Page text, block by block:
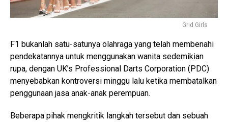
Grid Girls
F1 bukanlah satu-satunya olahraga yang telah membenahi
pendekatannya untuk menggunakan wanita sedemikian
rupa, dengan UK’s Professional Darts Corporation (PDC)
menyebabkan kontroversi minggu lalu ketika membatalkan
penggunaan jasa anak-anak perempuan.
Beberapa pihak mengkritik langkah tersebut dan sebuah